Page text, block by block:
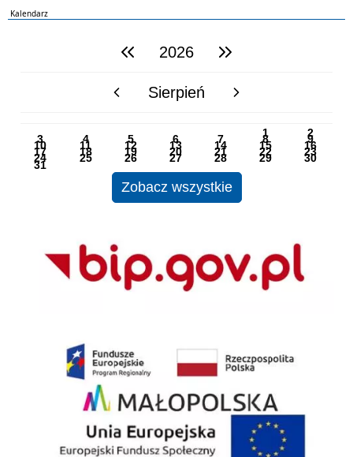
Kalendarz
poprzedni rok2026 następny rok
poprzedni miesiącSierpień następny miesiąc
1 2
3 4 5 6 7 8 9
10 11 12 13 14 15 16
17 18 19 20 21 22 23
24 25 26 27 28 29 30
31
Zobacz wszystkie